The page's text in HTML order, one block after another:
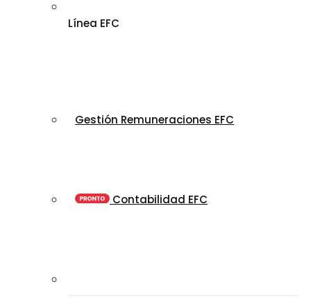
Línea EFC
Gestión Remuneraciones EFC
Contabilidad EFC